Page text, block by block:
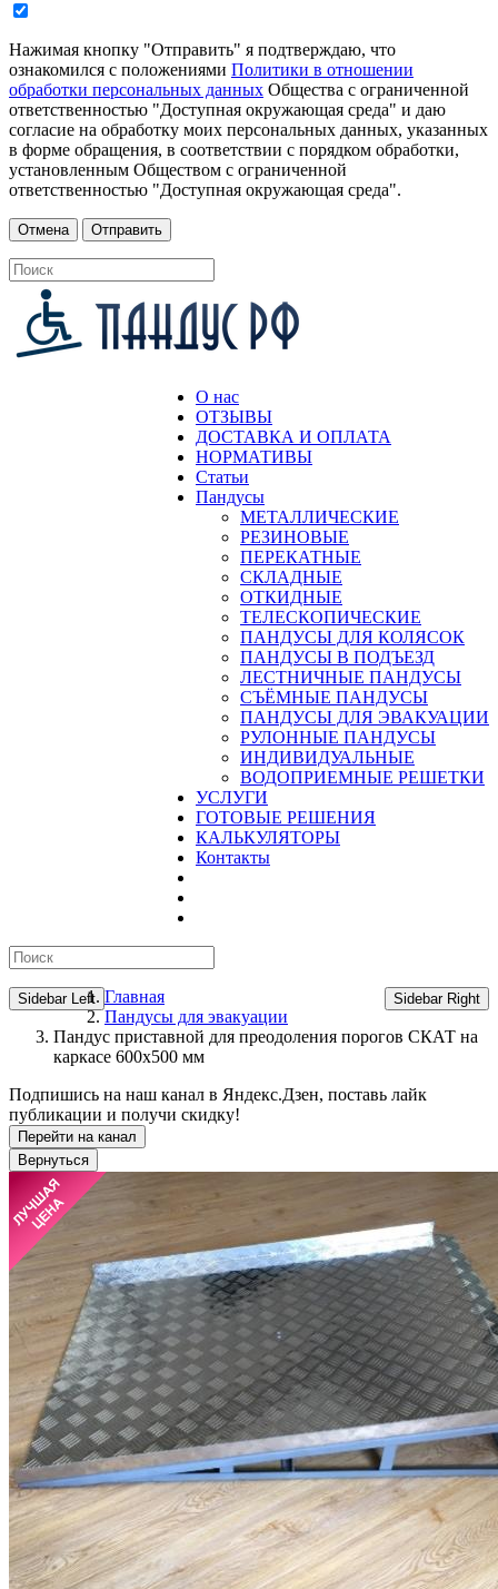
Нажимая кнопку "Отправить" я подтверждаю, что
ознакомился с положениями Политики в отношении
обработки персональных данных Общества с ограниченной
ответственностью "Доступная окружающая среда" и даю
согласие на обработку моих персональных данных, указанных
в форме обращения, в соответствии с порядком обработки,
установленным Обществом с ограниченной
ответственностью "Доступная окружающая среда".
О нас
ОТЗЫВЫ
ДОСТАВКА И ОПЛАТА
НОРМАТИВЫ
Статьи
Пандусы
МЕТАЛЛИЧЕСКИЕ
РЕЗИНОВЫЕ
ПЕРЕКАТНЫЕ
СКЛАДНЫЕ
ОТКИДНЫЕ
ТЕЛЕСКОПИЧЕСКИЕ
ПАНДУСЫ ДЛЯ КОЛЯСОК
ПАНДУСЫ В ПОДЪЕЗД
ЛЕСТНИЧНЫЕ ПАНДУСЫ
CЪЁМНЫЕ ПАНДУСЫ
ПАНДУСЫ ДЛЯ ЭВАКУАЦИИ
РУЛОННЫЕ ПАНДУСЫ
ИНДИВИДУАЛЬНЫЕ
ВОДОПРИЕМНЫЕ РЕШЕТКИ
УСЛУГИ
ГОТОВЫЕ РЕШЕНИЯ
КАЛЬКУЛЯТОРЫ
Контакты
Sidebar Left Sidebar Right
Главная
Пандусы для эвакуации
Пандус приставной для преодоления порогов СКАТ на
каркасе 600х500 мм
Подпишись на наш канал в Яндекс.Дзен, поставь лайк
публикации и получи скидку!